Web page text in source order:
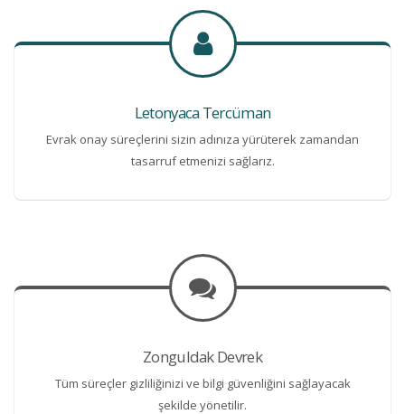
Letonyaca Tercüman
Evrak onay süreçlerini sizin adınıza yürüterek zamandan
tasarruf etmenizi sağlarız.
Zonguldak Devrek
Tüm süreçler gizliliğinizi ve bilgi güvenliğini sağlayacak
şekilde yönetilir.